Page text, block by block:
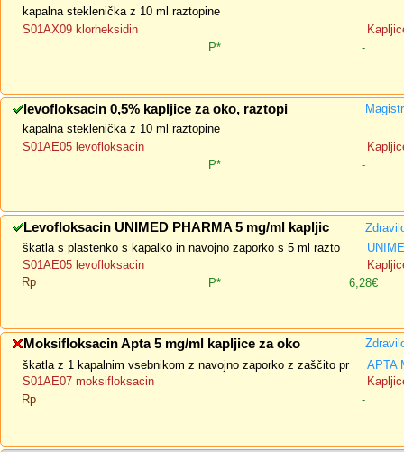
kapalna steklenička z 10 ml raztopine
S01AX09 klorheksidin
P*
-
levofloksacin 0,5% kapljice za oko, raztopi
kapalna steklenička z 10 ml raztopine
S01AE05 levofloksacin
P*
-
Levofloksacin UNIMED PHARMA 5 mg/ml kapljic
škatla s plastenko s kapalko in navojno zaporko s 5 ml razto
S01AE05 levofloksacin
Rp
P* 6,28€
Moksifloksacin Apta 5 mg/ml kapljice za oko
škatla z 1 kapalnim vsebnikom z navojno zaporko z zaščito pr
APTA
S01AE07 moksifloksacin
Rp
-